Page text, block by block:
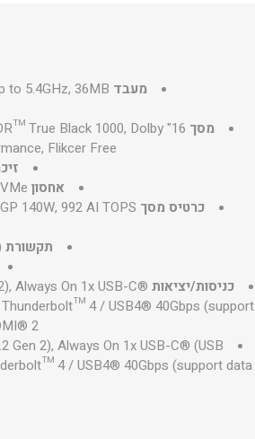
מעבד to 5.4GHz, 36MB
מסך
True Black 1000, Dolby
Flikcer Free
אחסון
כרטיס מסך 140W, 992 AI TOPS
תקשורת
כניסות/יציאות Always On 1x USB-C®
Thunderbolt™ 4 / USB4® 40Gbps (support
2
Gen 2), Always On 1x USB-C® (USB
4 / USB4® 40Gbps (support data